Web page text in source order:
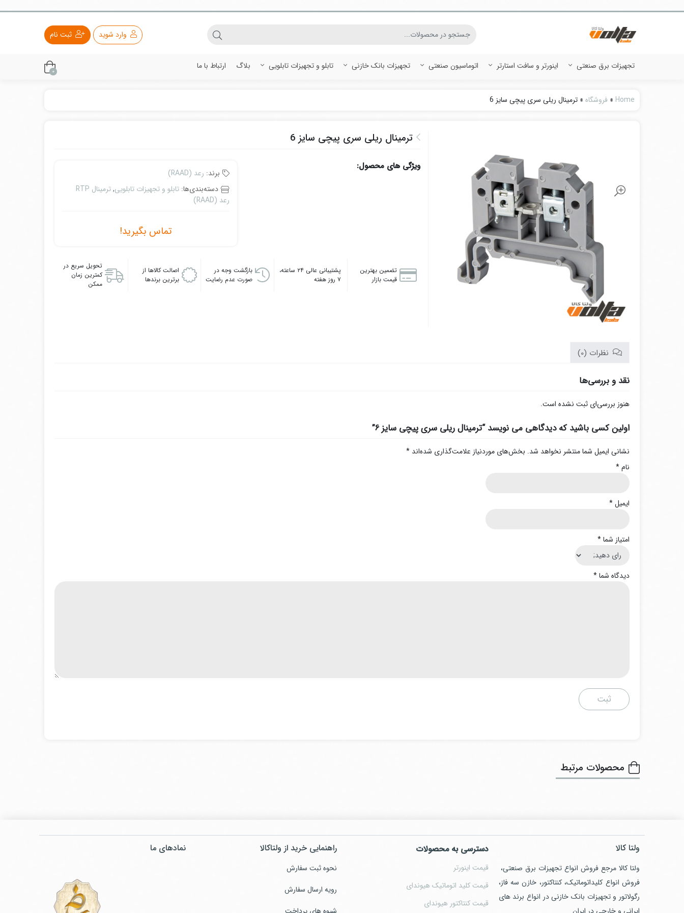
وارد شوید ثبت نام
تجهیزات برق صنعتی اینورتر و سافت استارتر اتوماسیون صنعتی تجهیزات بانک خازنی تابلو و تجهیزات تابلویی بلاگ ارتباط با ما 0
Home
» فروشگاه » ترمینال ریلی سری پیچی سایز 6
ترمینال ریلی سری پیچی سایز 6
ویژگی های محصول:
برند: رعد (RAAD)
دسته‌بندی‌ها: تابلو و تجهیزات تابلویی,
ترمینال RTP
رعد (RAAD)
تماس بگیرید!
تضمین بهترین
قیمت بازار
پشتیبانی عالی ۲۴ ساعته،
۷ روز هفته
بازگشت وجه در
صورت عدم رضایت
اصالت کالاها از
برترین برندها
تحویل سریع در
کمترین زمان
ممکن
نظرات (0)
نقد و بررسی‌ها
هنوز بررسی‌ای ثبت نشده است.
اولین کسی باشید که دیدگاهی می نویسد “ترمینال ریلی سری پیچی سایز 6”
نشانی ایمیل شما منتشر نخواهد شد. بخش‌های موردنیاز علامت‌گذاری شده‌اند *
نام*
ایمیل*
امتیاز شما*
دیدگاه شما*
محصولات مرتبط
ولتا کالا
ولتا کالا مرجع فروش انواع تجهیزات برق صنعتی،
فروش انواع کلیداتوماتیک، کنتاکتور، خازن سه فاز،
رگولاتور و تجهیزات بانک خازنی در انواع برند های
دسترسی به محصولات
قیمت اینورتر
قیمت کلید اتوماتیک هیوندای
قیمت کنتاکتور هیوندای
راهنمایی خرید از ولتاکالا
نحوه ثبت سفارش
رویه ارسال سفارش
نمادهای ما